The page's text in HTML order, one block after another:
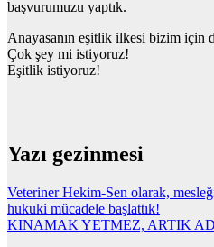
başvurumuzu yaptık.
Anayasanın eşitlik ilkesi bizim için
Çok şey mi istiyoruz!
Eşitlik istiyoruz!
Yazı gezinmesi
Veteriner Hekim-Sen olarak,
hukuki mücadele başlattık!
KINAMAK YETMEZ, ARTIK